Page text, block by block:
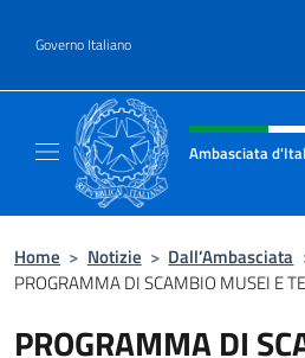
Governo Italiano
Intestazione sito,
Ambasciata
Home > Notizie > Dall’Ambasciata
PROGRAMMA DI SCAMBIO MUSEI E
PROGRAMMA DI